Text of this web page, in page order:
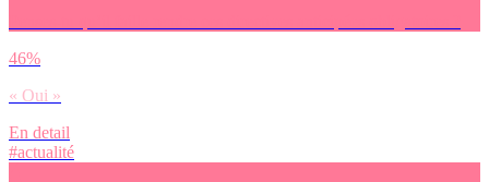
46%
« Oui »
En detail
#actualité